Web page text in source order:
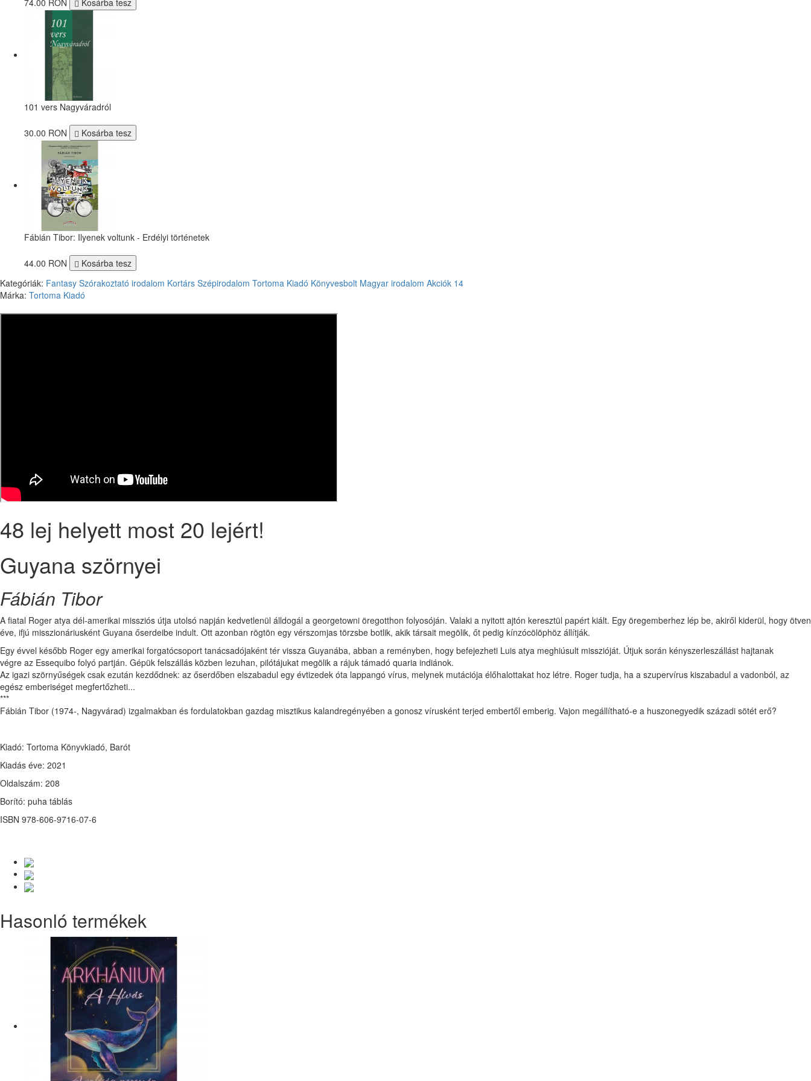
74.00 RON Kosárba tesz
101 vers Nagyváradról
30.00 RON Kosárba tesz
Fábián Tibor: Ilyenek voltunk - Erdélyi történetek
44.00 RON
Kosárba tesz
Kategóriák: Fantasy Szórakoztató irodalom Kortárs Szépirodalom Tortoma Kiadó Könyvesbolt Magyar irodalom Akciók 14
Márka: Tortoma Kiadó
48 lej helyett most 20 lejért!
Guyana szörnyei
Fábián Tibor
A fiatal Roger atya dél-amerikai missziós útja utolsó napján kedvetlenül álldogál a georgetowni öregotthon folyosóján. Valaki a nyitott ajtón keresztül papért kiált. Egy öregemberhez lép be, akiről kiderül, hogy ötven
éve, ifjú misszionáriusként Guyana őserdeibe indult. Ott azonban rögtön egy vérszomjas törzsbe botlik, akik társait megölik, őt pedig kínzócölöphöz állítják.
Egy évvel később Roger egy amerikai forgatócsoport tanácsadójaként tér vissza Guyanába, abban a reményben, hogy befejezheti Luis atya meghiúsult misszióját. Útjuk során kényszerleszállást hajtanak
végre az Essequibo folyó partján. Gépük felszállás közben lezuhan, pilótájukat megölik a rájuk támadó quaria indiánok.
Az igazi szörnyűségek csak ezután kezdődnek: az őserdőben elszabadul egy évtizedek óta lappangó vírus, melynek mutációja élőhalottakat hoz létre. Roger tudja, ha a szupervírus kiszabadul a vadonból, az
egész emberiséget megfertőzheti...
***
Fábián Tibor (1974-, Nagyvárad) izgalmakban és fordulatokban gazdag misztikus kalandregényében a gonosz vírusként terjed embertől emberig. Vajon megállítható-e a huszonegyedik századi sötét erő?
Kiadó: Tortoma Könyvkiadó, Barót
Kiadás éve: 2021
Oldalszám: 208
Borító: puha táblás
ISBN 978-606-9716-07-6
Hasonló termékek